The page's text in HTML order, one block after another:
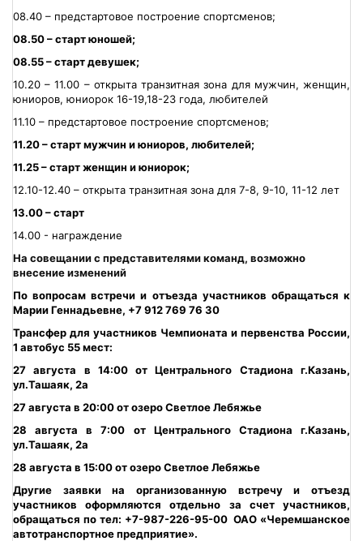
08.40 – предстартовое построение спортсменов;
08.50 – старт юношей;
08.55 – старт девушек;
10.20 – 11.00 – открыта транзитная зона для мужчин, женщин,
юниоров, юниорок 16-19,18-23 года, любителей
11.10 – предстартовое построение спортсменов;
11.20 – старт мужчин и юниоров, любителей;
11.25 – старт женщин и юниорок;
12.10-12.40 – открыта транзитная зона для 7-8, 9-10, 11-12 лет
13.00 – старт
14.00 - награждение
На совещании с представителями команд, возможно
внесение изменений
По вопросам встречи и отъезда участников обращаться к
Марии Геннадьевне, +7 912 769 76 30
Трансфер для участников Чемпионата и первенства России,
1 автобус 55 мест:
27 августа в 14:00 от Центрального Стадиона г.Казань,
ул.Ташаяк, 2а
27 августа в 20:00 от озеро Светлое Лебяжье
28 августа в 7:00 от Центрального Стадиона г.Казань,
ул.Ташаяк, 2а
28 августа в 15:00 от озеро Светлое Лебяжье
Другие заявки на организованную встречу и отъезд
участников оформляются отдельно за счет участников,
обращаться по тел: +7-987-226-95-00 ОАО «Черемшанское
автотранспортное предприятие».